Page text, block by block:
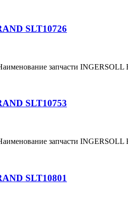
SLT10726
запчасти
SLT10753
запчасти
SLT10801